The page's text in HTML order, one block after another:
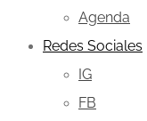
Agenda
Redes Sociales
IG
FB